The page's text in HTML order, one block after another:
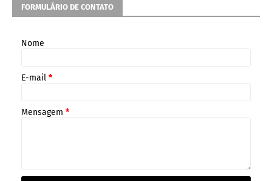
FORMULÁRIO DE CONTATO
Nome
E-mail *
Mensagem *